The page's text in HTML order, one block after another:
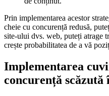
Prin implementarea acestor
cheie cu concurență redusă,
site-ului dvs. web, puteți atrage
crește probabilitatea de a vă
Implementarea
concurență scăzută